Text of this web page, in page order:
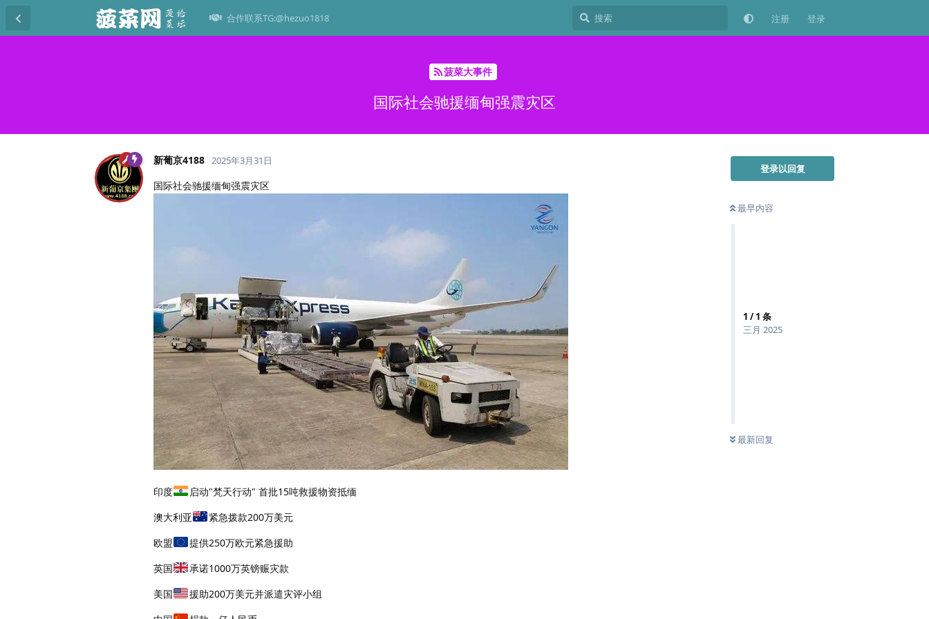
合作联系TG:@hezuo1818 注册 登录
菠菜大事件
国际社会驰援缅甸强震灾区
登录以回复
最早内容
1 /1 条
三月 2025
最新回复
新葡京4188 2025年3月31日
国际社会驰援缅甸强震灾区
印度
启动"梵天行动" 首批15吨救援物资抵缅
澳大利亚
紧急拨款200万美元
欧盟
提供250万欧元紧急援助
英国
承诺1000万英镑赈灾款
美国
援助200万美元并派遣灾评小组